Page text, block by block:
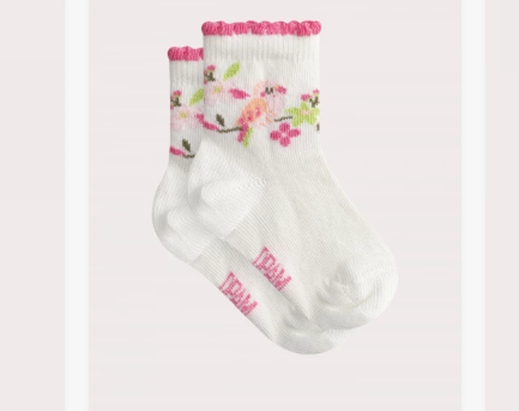
дистанционном способе покупки
происходит через оформление
осуществляется почтой России.